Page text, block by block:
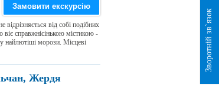
Замовити екскурсію
від собі подібних
справжнісінькою містикою -
найлютіші морози. Місцеві
Жердя
Зворотній зв`язок